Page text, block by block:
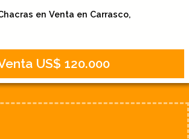
en Venta en Carrasco,
US$ 120.000